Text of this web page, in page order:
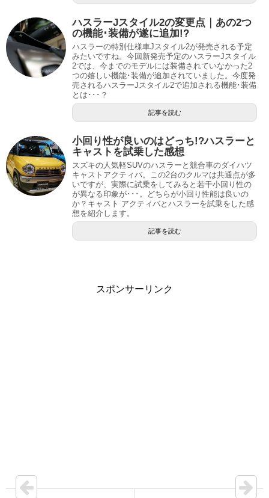
ハスラーJスタイル2の変更点｜あの2つ
の機能･装備が遂に追加!?
ハスラーの特別仕様車Jスタイル2が発売される予定
みたいですね。今回新発売予定のハスラーJスタイル
2では、今までのモデルには装備されていなかった2
つの嬉しい機能･装備が追加されていました。今度発
売されるハスラーJスタイル2で追加される機能･装備
とは･･･？
記事を読む
小回り性が良いのはどっち!?ハスラーと
キャストを試乗した感想
スズキの人気軽SUVのハスラーと競合車のダイハツ
キャストアクティバ。この2台のクルマは共通点が多
いですが、実際に試乗をしてみると若干小回り性の
が異なる印象が･･･。どちらが小回り性能は良いの
か？キャスト アクティバとハスラーを試乗をした感
想を紹介します。
記事を読む
スポンサーリンク